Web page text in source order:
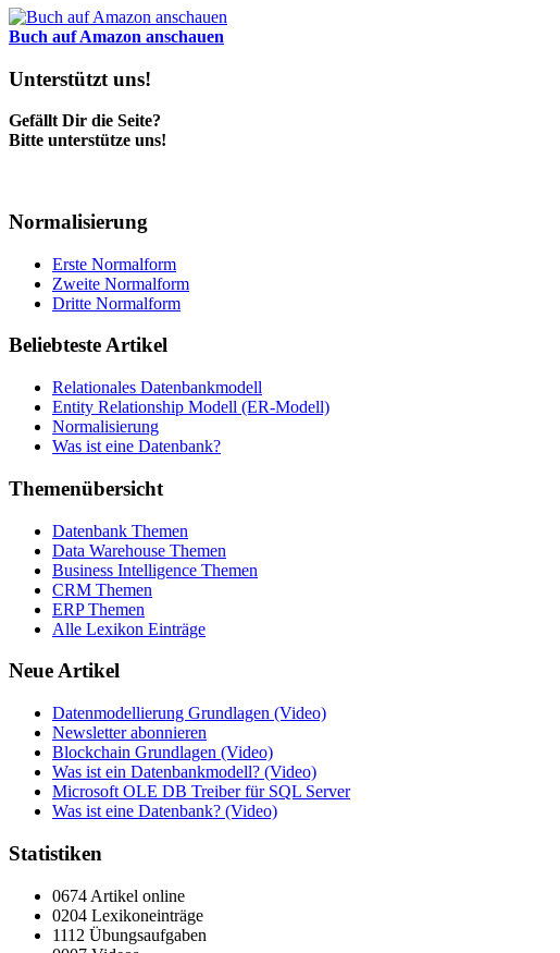
Buch auf Amazon anschauen
Unterstützt uns!
Gefällt Dir die Seite?
Bitte unterstütze uns!
Normalisierung
Erste Normalform
Zweite Normalform
Dritte Normalform
Beliebteste Artikel
Relationales Datenbankmodell
Entity Relationship Modell (ER-Modell)
Normalisierung
Was ist eine Datenbank?
Themenübersicht
Datenbank Themen
Data Warehouse Themen
Business Intelligence Themen
CRM Themen
ERP Themen
Alle Lexikon Einträge
Neue Artikel
Datenmodellierung Grundlagen (Video)
Newsletter abonnieren
Blockchain Grundlagen (Video)
Was ist ein Datenbankmodell? (Video)
Microsoft OLE DB Treiber für SQL Server
Was ist eine Datenbank? (Video)
Statistiken
0674 Artikel online
0204 Lexikoneinträge
1112 Übungsaufgaben